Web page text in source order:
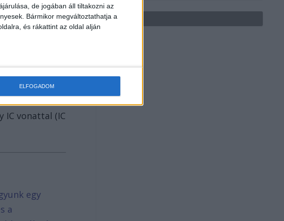
de jogában áll tiltakozni az
Bármikor megváltoztathatja a
és rákattint az oldal alján
ELFOGADOM
IC vonattal (IC
egy
a